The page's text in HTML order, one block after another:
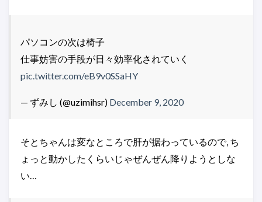
パソコンの次は椅子
仕事妨害の手段が日々効率化されていく
pic.twitter.com/eB9v0SSaHY
— ずみし (@uzimihsr) December 9, 2020
そとちゃんは変なところで肝が据わっているので, ち
ょっと動かしたくらいじゃぜんぜん降りようとしな
い…